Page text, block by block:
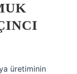
üretiminin